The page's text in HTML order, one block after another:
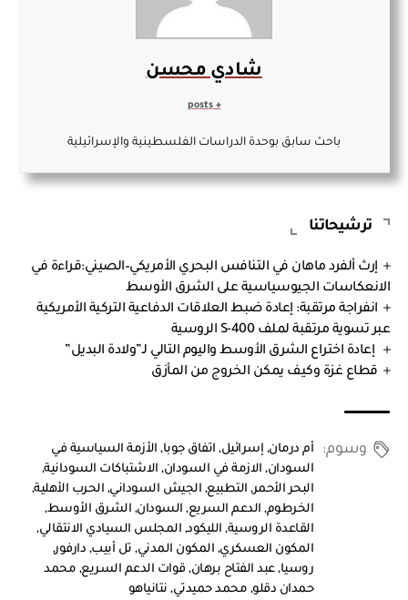
شادي محسن
باحث سابق بوحدة الدراسات الفلسطينية والإسرائيلية
ترشيحاتنا
إرث ألفرد ماهان في التنافس البحري الأمريكي–الصيني:قراءة في
الانعكاسات الجيوسياسية على الشرق الأوسط
انفراجة مرتقبة: إعادة ضبط العلاقات الدفاعية التركية الأمريكية
عبر تسوية مرتقبة لملف S-400 الروسية
إعادة اختراع الشرق الأوسط واليوم التالي لـ”ولادة البديل”
قطاع غزة وكيف يمكن الخروج من المأزق
وسوم: أم درمان,إسرائيل, اتفاق جوبا,الأزمة السياسية في
السودان,الازمة في السودان,الاشتباكات السودانية,
البحر الأحمر,التطبيع,الجيش السوداني, الحرب الأهلية,
الخرطوم,الدعم السريع,السودان,الشرق الأوسط,
القاعدة الروسية,الليكود,المجلس السيادي الانتقالي,
المكون العسكري ,المكون المدني, تل أبيب,دارفور,
روسيا,عبد الفتاح برهان,قوات الدعم السريع,محمد
حمدان دقلو,محمد حميدتي, نتانياهو